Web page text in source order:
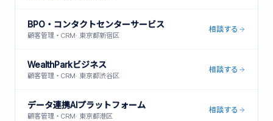
BPO・コンタクトセンターサービス
顧客管理・CRM· 東京都新宿区
相談する
WealthParkビジネス
顧客管理・CRM· 東京都渋谷区
相談する
データ連携AIプラットフォーム
顧客管理・CRM· 東京都港区
相談する